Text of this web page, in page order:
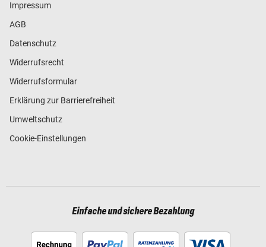
Impressum
AGB
Datenschutz
Widerrufsrecht
Widerrufsformular
Erklärung zur Barrierefreiheit
Umweltschutz
Cookie-Einstellungen
Einfache und sichere Bezahlung